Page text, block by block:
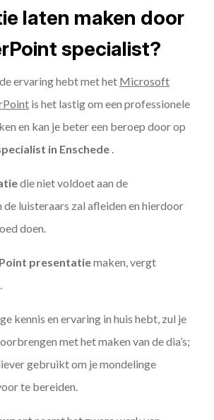
laten maken door
specialist?
ervaring hebt met het Microsoft
is het lastig om een professionele
en kan je beter een beroep door op
in Enschede .
die niet voldoet aan de
de luisteraars zal afleiden en hierdoor
doen.
presentatiemaken, vergt
kennis en ervaring in huis hebt, zul je
met het maken van de dia’s;
gebruikt om je mondelinge
te bereiden.